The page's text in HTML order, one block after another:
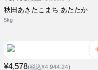
秋田あきたこまち あたたか
5kg
¥4,578(税込¥4,944.24)